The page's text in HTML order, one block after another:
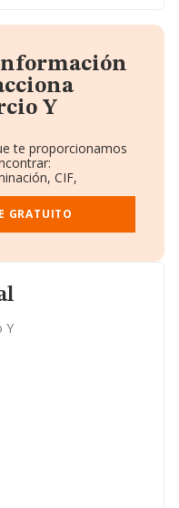
Y
Y
te proporcionamos
CIF,
y Empleados.
Administradores.
sobre la empresa.
GRATUITO